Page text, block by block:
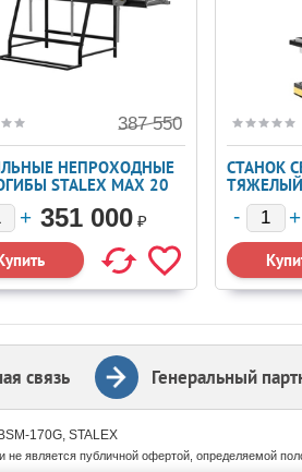
НЕПРОХОДНЫЕ
STALEX МАХ 20
ДЛЯ ГИБКИ И РЕЗКИ
МЕТАЛЛА
387 550
351 000 ₽
СТАНОК
ТЯЖЕЛЫЙ
связь Генеральный
170G, STALEX
является публичной офертой, определяемой